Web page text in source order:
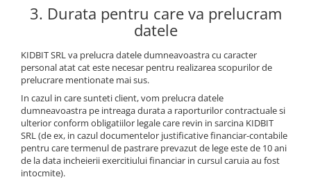
3. Durata pentru care va prelucram
datele
KIDBIT SRL va prelucra datele dumneavoastra cu caracter
personal atat cat este necesar pentru realizarea scopurilor de
prelucrare mentionate mai sus.
In cazul in care sunteti client, vom prelucra datele
dumneavoastra pe intreaga durata a raporturilor contractuale si
ulterior conform obligatiilor legale care revin in sarcina KIDBIT
SRL (de ex, in cazul documentelor justificative financiar-contabile
pentru care termenul de pastrare prevazut de lege este de 10 ani
de la data incheierii exercitiului financiar in cursul caruia au fost
intocmite).